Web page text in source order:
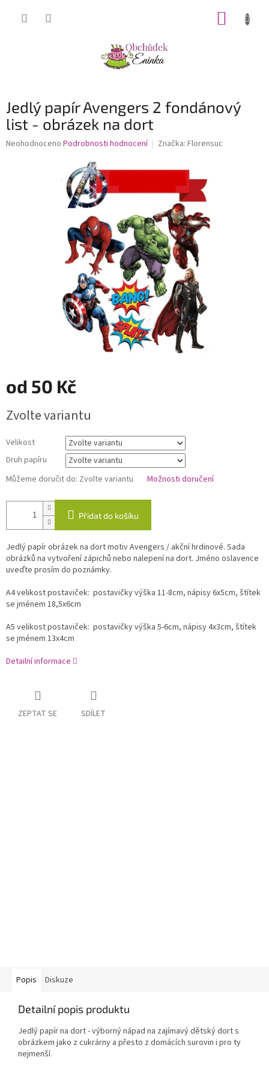
Jedlý papír Avengers 2 fondánový
list - obrázek na dort
Průměrné
Neohodnoceno Podrobnosti hodnocení Značka: Florensuc
od 50 Kč
cena:
Zvolte variantu
Velikost
Druh papíru
Můžeme doručit do: Zvolte variantu Možnosti doručení
Přidat do košíku
Jedlý papír obrázek na dort motiv Avengers / akční hrdinové. Sada
obrázků na vytvoření zápichů nebo nalepení na dort. Jméno oslavence
uveďte prosím do poznámky.
A4 velikost postaviček: postavičky výška 11-8cm, nápisy 6x5cm, štítek
se jménem 18,5x6cm
A5 velikost postaviček: postavičky výška 5-6cm, nápisy 4x3cm, štítek
se jménem 13x4cm
Detailní informace
ZEPTAT SE SDÍLET
Popis Diskuze
Detailní popis produktu
Jedlý papír na dort - výborný nápad na zajímavý dětský dort s
obrázkem jako z cukrárny a přesto z domácích surovin i pro ty
nejmenší.